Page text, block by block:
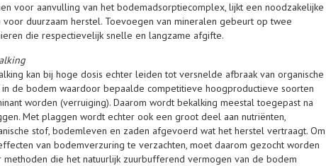
voor aanvulling van het bodemadsorptiecomplex, lijkt een noodzakelijke
voor duurzaam herstel. Toevoegen van mineralen gebeurt op twee
die respectievelijk snelle en langzame afgifte.
kan bij hoge dosis echter leiden tot versnelde afbraak van organische
de bodem waardoor bepaalde competitieve hoogproductieve soorten
worden (verruiging). Daarom wordt bekalking meestal toegepast na
Met plaggen wordt echter ook een groot deel aan nutriënten,
stof, bodemleven en zaden afgevoerd wat het herstel vertraagt. Om
van bodemverzuring te verzachten, moet daarom gezocht worden
methoden die het natuurlijk zuurbufferend vermogen van de bodem